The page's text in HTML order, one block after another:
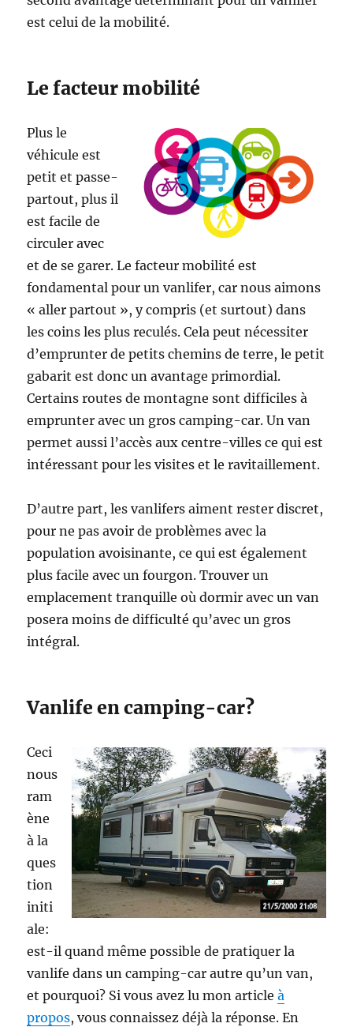
est celui de la mobilité.
Le facteur mobilité
Plus le
véhicule est
petit et passe-
partout, plus il
est facile de
circuler avec
et de se garer. Le facteur mobilité est
fondamental pour un vanlifer, car nous aimons
« aller partout », y compris (et surtout) dans
les coins les plus reculés. Cela peut nécessiter
d’emprunter de petits chemins de terre, le petit
gabarit est donc un avantage primordial.
Certains routes de montagne sont difficiles à
emprunter avec un gros camping-car. Un van
permet aussi l’accès aux centre-villes ce qui est
intéressant pour les visites et le ravitaillement.
D’autre part, les vanlifers aiment rester discret,
pour ne pas avoir de problèmes avec la
population avoisinante, ce qui est également
plus facile avec un fourgon. Trouver un
emplacement tranquille où dormir avec un van
posera moins de difficulté qu’avec un gros
intégral.
Vanlife en camping-car?
Ceci
nous
ram
ène
à la
ques
tion
initi
ale:
est-il quand même possible de pratiquer la
vanlife dans un camping-car autre qu’un van,
et pourquoi? Si vous avez lu mon articleà
propos, vous connaissez déjà la réponse. En